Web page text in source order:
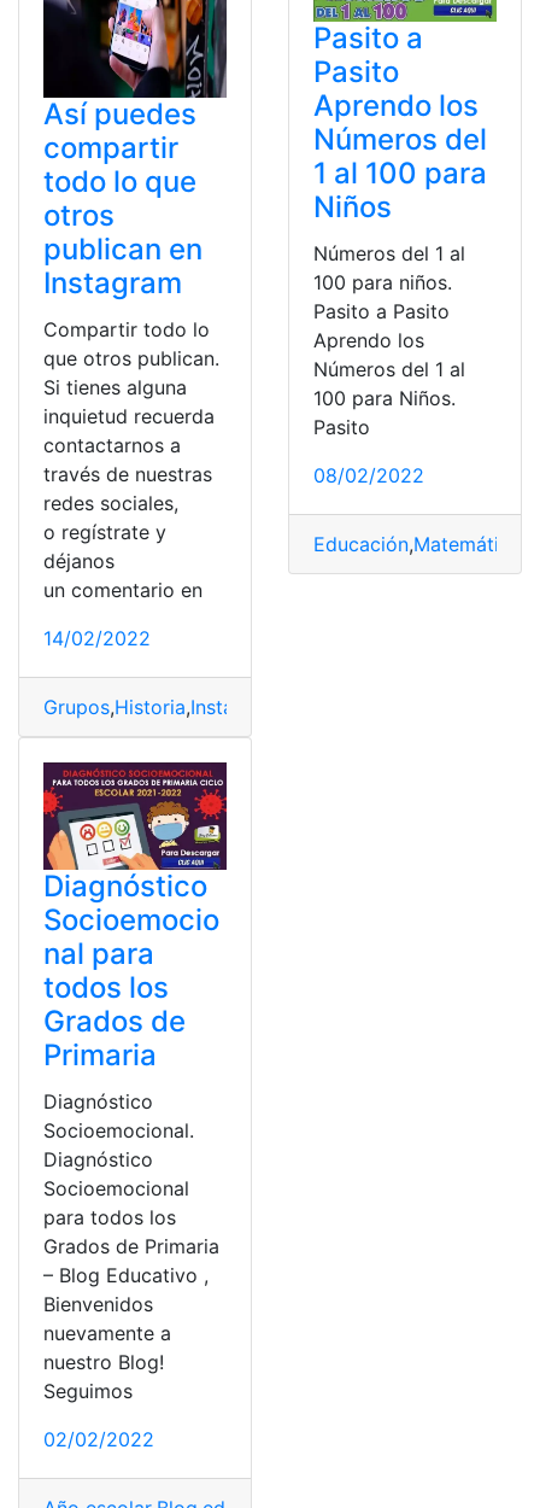
Así puedes
compartir
todo lo que
otros
publican en
Instagram
Compartir todo lo
que otros publican.
Si tienes alguna
inquietud recuerda
contactarnos a
través de nuestras
redes sociales,
o regístrate y
déjanos
un comentario en
14/02/2022
Grupos,Historia,Instagram
Pasito a
Pasito
Aprendo los
Números del
1 al 100 para
Niños
Números del 1 al
100 para niños.
Pasito a Pasito
Aprendo los
Números del 1 al
100 para Niños.
Pasito
08/02/2022
Educación,Matemáticas
Diagnóstico
Socioemocio
nal para
todos los
Grados de
Primaria
Diagnóstico
Socioemocional.
Diagnóstico
Socioemocional
para todos los
Grados de Primaria
– Blog Educativo ,
Bienvenidos
nuevamente a
nuestro Blog!
Seguimos
02/02/2022